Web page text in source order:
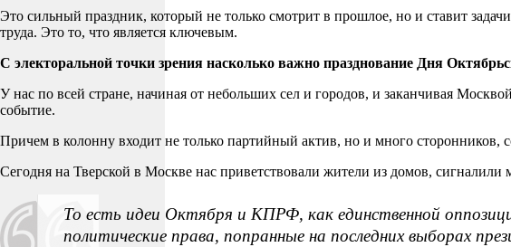
Это сильный праздник, который не только смотрит в прошлое, но и ставит
труда. Это то, что является ключевым.
С электоральной точки зрения насколько важно празднование Дня
У нас по всей стране, начиная от небольших сел и городов, и заканчивая
событие.
Причем в колонну входит не только партийный актив, но и много сторонников,
Сегодня на Тверской в Москве нас приветствовали жители из домов,
То есть идеи Октября и КПРФ, как единственной
политические права, попранные на последних выборах